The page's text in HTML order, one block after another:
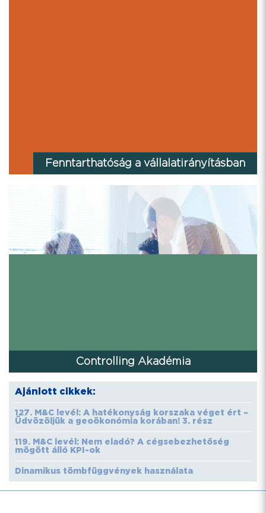
Fenntarthatóság a vállalatirányításban
Controlling Akadémia
Ajánlott cikkek:
127. M&C levél: A hatékonyság korszaka véget ért –
Üdvözöljük a geoökonómia korában! 3. rész
119. M&C levél: Nem eladó? A cégsebezhetőség
mögött álló KPI-ok
Dinamikus tömbfüggvények használata